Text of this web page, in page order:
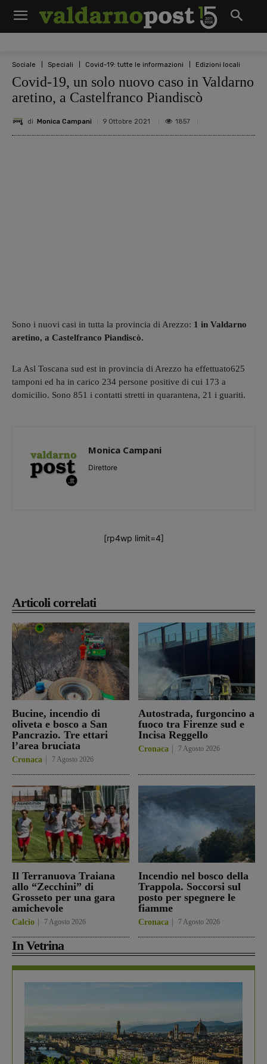
Sociale Speciali Covid-19: tutte le informazioni Edizioni locali
Covid-19, un solo nuovo caso in Valdarno
aretino, a Castelfranco Piandiscò
di Monica Campani 9 Ottobre 2021 1857
Articoli correlati
Bucine, incendio di
oliveta e bosco a San
Pancrazio. Tre ettari
l’area bruciata
Cronaca 7 Agosto 2026
Autostrada, furgoncino a
fuoco tra Firenze sud e
Incisa Reggello
Cronaca 7 Agosto 2026
Il Terranuova Traiana
allo “Zecchini” di
Grosseto per una gara
amichevole
Calcio 7 Agosto 2026
Incendio nel bosco della
Trappola. Soccorsi sul
posto per spegnere le
fiamme
Cronaca 7 Agosto 2026
In Vetrina
Sono i nuovi casi in tutta la provincia di Arezzo: 1 in Valdarno
aretino, a Castelfranco Piandiscò.
La Asl Toscana sud est in provincia di Arezzo ha effettuato625
tamponi ed ha in carico 234 persone positive di cui 173 a
domicilio. Sono 851 i contatti stretti in quarantena, 21 i guariti.
Monica Campani
Direttore
[rp4wp limit=4]